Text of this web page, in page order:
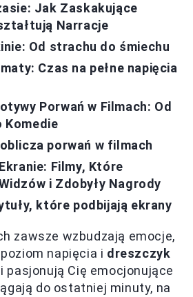
Jak Zaskakujące
Narracje
Od strachu do śmiechu
Czas na pełne napięcia
Porwań w Filmach: Od
Komedie
porwań w filmach
Filmy, Które
i Zdobyły Nagrody
które podbijają ekrany
zawsze wzbudzają emocje,
napięcia i dreszczyk
pasjonują Cię emocjonujące
do ostatniej minuty, na